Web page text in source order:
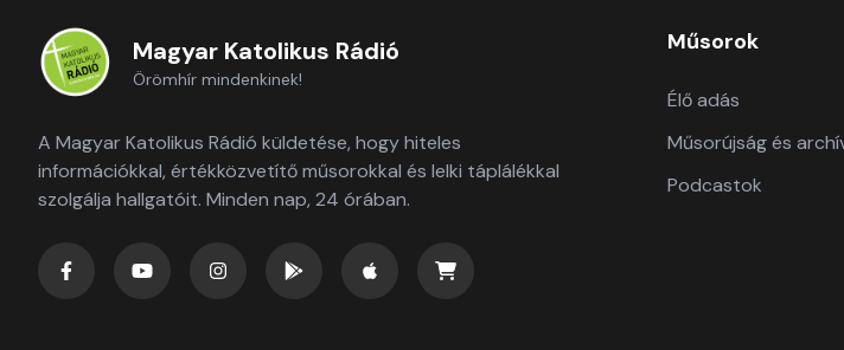
Magyar Katolikus Rádió
Örömhír mindenkinek!
A Magyar Katolikus Rádió küldetése, hogy hiteles
információkkal, értékközvetítő műsorokkal és lelki táplálékkal
szolgálja hallgatóit. Minden nap, 24 órában.
Műsorok
Élő adás
Műsorújság és
Podcastok